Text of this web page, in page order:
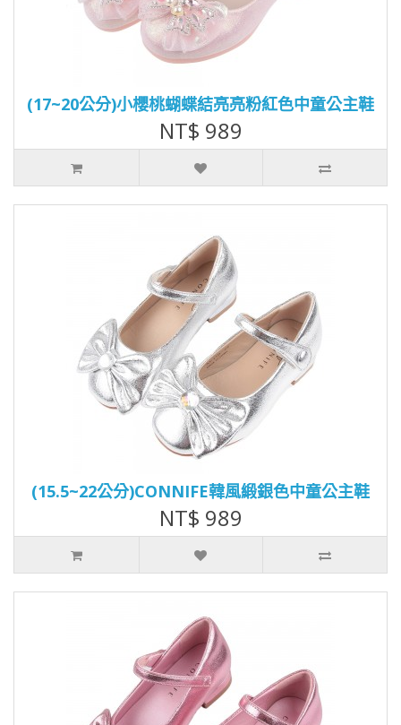
(17~20公分)小櫻桃蝴蝶結亮亮粉紅色中童公主鞋
NT$ 989
(15.5~22公分)CONNIFE韓風緞銀色中童公主鞋
NT$ 989